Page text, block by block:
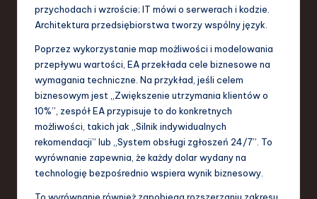
przychodach i wzroście; IT mówi o serwerach i kodzie.
Architektura przedsiębiorstwa tworzy wspólny język.
Poprzez wykorzystanie map możliwości i modelowania
przepływu wartości, EA przekłada cele biznesowe na
wymagania techniczne. Na przykład, jeśli celem
biznesowym jest „Zwiększenie utrzymania klientów o
10%”, zespół EA przypisuje to do konkretnych
możliwości, takich jak „Silnik indywidualnych
rekomendacji” lub „System obsługi zgłoszeń 24/7”. To
wyrównanie zapewnia, że każdy dolar wydany na
technologię bezpośrednio wspiera wynik biznesowy.
To wyrównanie również zapobiega rozszerzaniu zakresu